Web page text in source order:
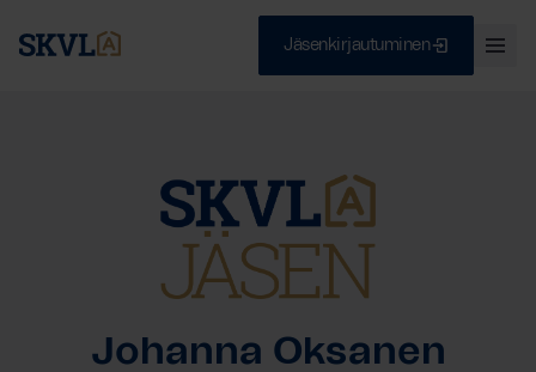
Jäsenkirjautuminen
Johanna Oksanen